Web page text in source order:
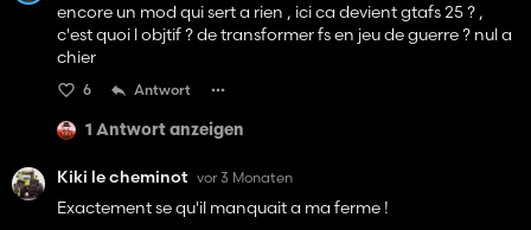
encore un mod qui sert a rien , ici ca devient gtafs 25 ? ,
c'est quoi l objtif ? de transformer fs en jeu de guerre ? nul a
chier
6 Antwort
1 Antwort anzeigen
Kiki le cheminot vor 3 Monaten
Exactement se qu'il manquait a ma ferme !